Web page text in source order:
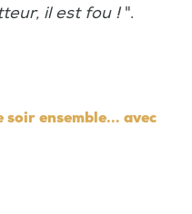
il est fou !".
soir ensemble... avec